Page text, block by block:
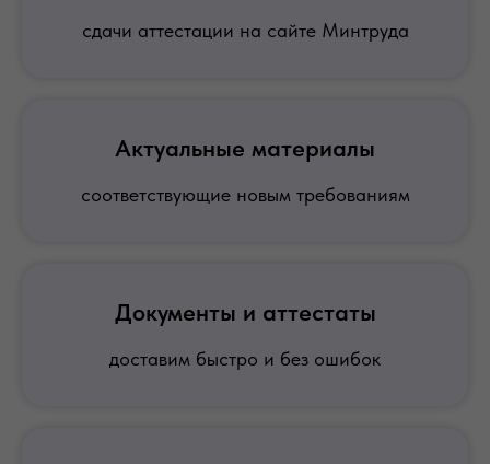
сдачи аттестации на сайте Минтруда
Актуальные материалы
соответствующие новым требованиям
Документы и аттестаты
доставим быстро и без ошибок